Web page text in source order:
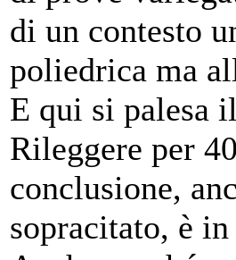
di un contesto
poliedrica ma
E qui si palesa
Rileggere per
conclusione,
sopracitato, è